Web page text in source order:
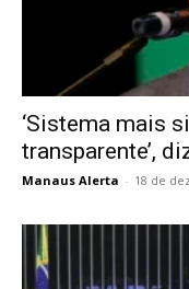
‘Sistema mais
transparente’,
Manaus Alerta - 18 de